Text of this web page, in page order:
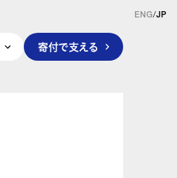
寄付で支える
ENG/JP